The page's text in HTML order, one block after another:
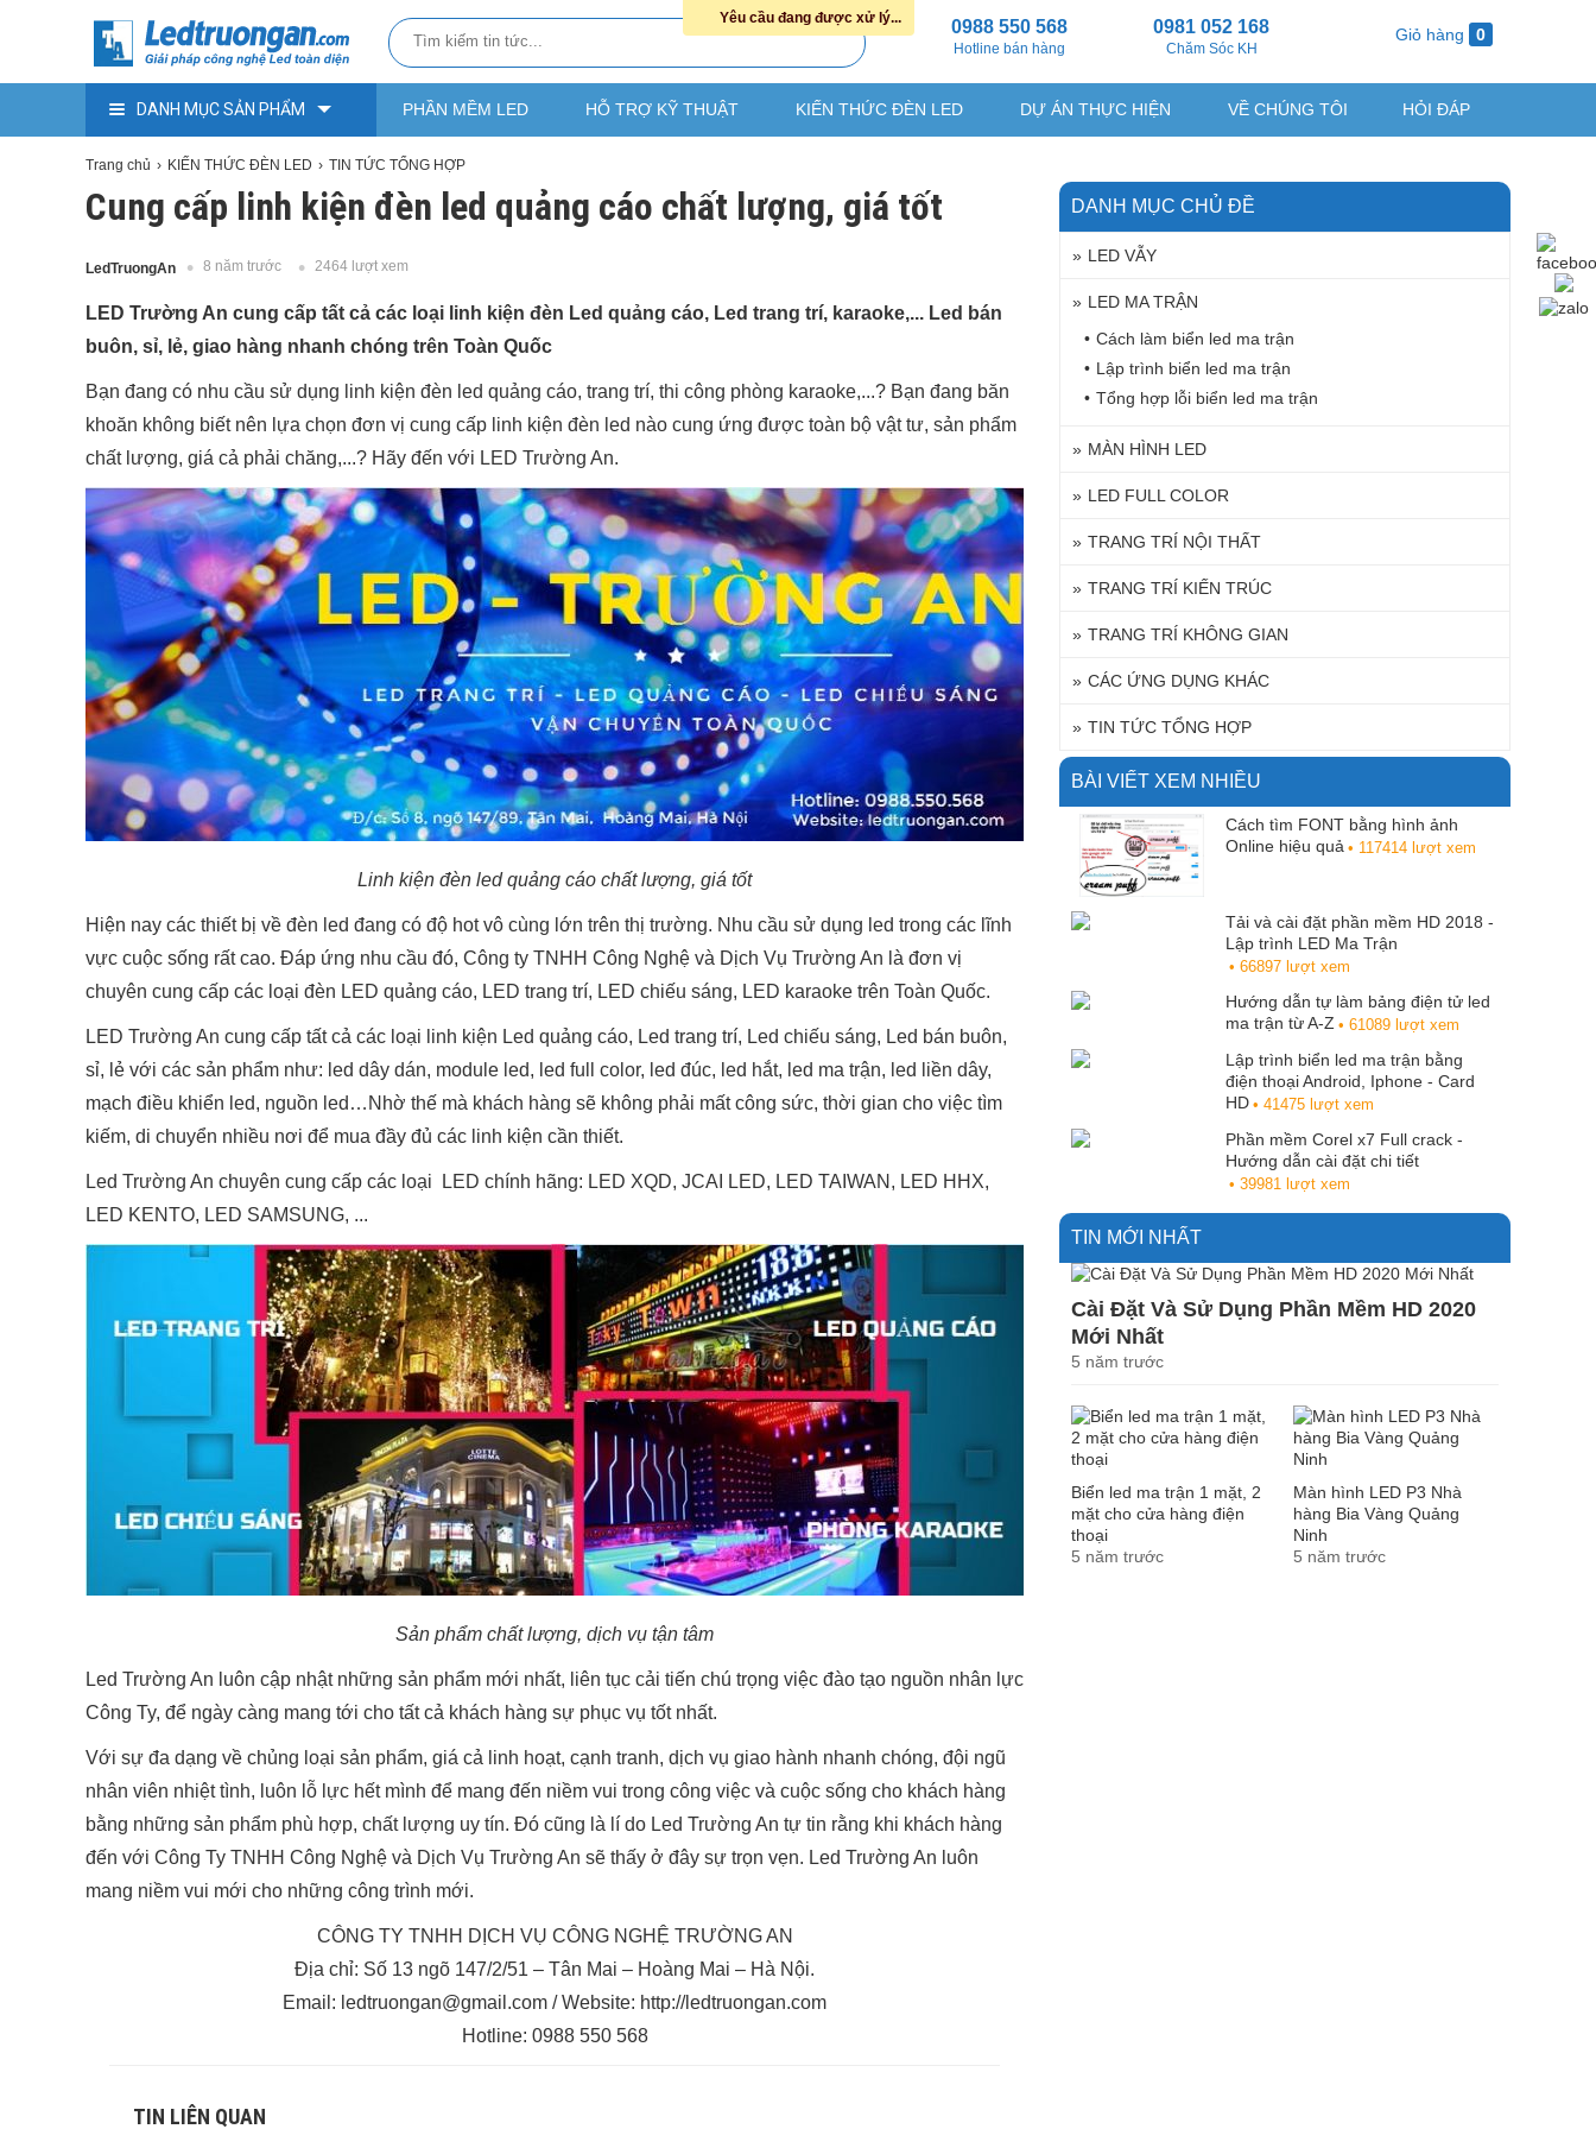
0988 550 568
Hotline bán hàng
0981 052 168
Chăm Sóc KH
Giỏ hàng 0
DANH MỤC SẢN PHẨM PHẦN MỀM LED HỖ TRỢ KỸ THUẬT KIẾN THỨC ĐÈN LED DỰ ÁN THỰC HIỆN VỀ CHÚNG TÔI HỎI ĐÁP
Trang chủ KIẾN THỨC ĐÈN LED TIN TỨC TỔNG HỢP
Cung cấp linh kiện đèn led quảng cáo chất lượng, giá tốt
LedTruongAn 8 năm trước 2464 lượt xem
LED Trường An cung cấp tất cả các loại linh kiện đèn Led quảng cáo, Led trang trí, karaoke,... Led bán
buôn, sỉ, lẻ, giao hàng nhanh chóng trên Toàn Quốc
Bạn đang có nhu cầu sử dụng linh kiện đèn led quảng cáo, trang trí, thi công phòng karaoke,...? Bạn đang băn
khoăn không biết nên lựa chọn đơn vị cung cấp linh kiện đèn led nào cung ứng được toàn bộ vật tư, sản phẩm
chất lượng, giá cả phải chăng,...? Hãy đến với LED Trường An.
Linh kiện đèn led quảng cáo chất lượng, giá tốt
Hiện nay các thiết bị về đèn led đang có độ hot vô cùng lớn trên thị trường. Nhu cầu sử dụng led trong các lĩnh
vực cuộc sống rất cao. Đáp ứng nhu cầu đó, Công ty TNHH Công Nghệ và Dịch Vụ Trường An là đơn vị
chuyên cung cấp các loại đèn LED quảng cáo, LED trang trí, LED chiếu sáng, LED karaoke trên Toàn Quốc.
LED Trường An cung cấp tất cả các loại linh kiện Led quảng cáo, Led trang trí, Led chiếu sáng, Led bán buôn,
sỉ, lẻ với các sản phẩm như: led dây dán, module led, led full color, led đúc, led hắt, led ma trận, led liền dây,
mạch điều khiển led, nguồn led…Nhờ thế mà khách hàng sẽ không phải mất công sức, thời gian cho việc tìm
kiếm, di chuyển nhiều nơi để mua đầy đủ các linh kiện cần thiết.
Led Trường An chuyên cung cấp các loại LED chính hãng: LED XQD, JCAI LED, LED TAIWAN, LED HHX,
LED KENTO, LED SAMSUNG, ...
Sản phẩm chất lượng, dịch vụ tận tâm
Led Trường An luôn cập nhật những sản phẩm mới nhất, liên tục cải tiến chú trọng việc đào tạo nguồn nhân lực
Công Ty, để ngày càng mang tới cho tất cả khách hàng sự phục vụ tốt nhất.
Với sự đa dạng về chủng loại sản phẩm, giá cả linh hoạt, cạnh tranh, dịch vụ giao hành nhanh chóng, đội ngũ
nhân viên nhiệt tình, luôn lỗ lực hết mình để mang đến niềm vui trong công việc và cuộc sống cho khách hàng
bằng những sản phẩm phù hợp, chất lượng uy tín. Đó cũng là lí do Led Trường An tự tin rằng khi khách hàng
đến với Công Ty TNHH Công Nghệ và Dịch Vụ Trường An sẽ thấy ở đây sự trọn vẹn. Led Trường An luôn
mang niềm vui mới cho những công trình mới.
CÔNG TY TNHH DỊCH VỤ CÔNG NGHỆ TRƯỜNG AN
Địa chỉ: Số 13 ngõ 147/2/51 – Tân Mai – Hoàng Mai – Hà Nội.
Email: ledtruongan@gmail.com / Website: http://ledtruongan.com
Hotline: 0988 550 568
TIN LIÊN QUAN
DANH MỤC CHỦ ĐỀ
LED VẪY
LED MA TRẬN
Cách làm biển led ma trận
Lập trình biển led ma trận
Tổng hợp lỗi biển led ma trận
MÀN HÌNH LED
LED FULL COLOR
TRANG TRÍ NỘI THẤT
TRANG TRÍ KIẾN TRÚC
TRANG TRÍ KHÔNG GIAN
CÁC ỨNG DỤNG KHÁC
TIN TỨC TỔNG HỢP
BÀI VIẾT XEM NHIỀU
Cách tìm FONT bằng hình ảnh
Online hiệu quả • 117414 lượt xem
Tải và cài đặt phần mềm HD 2018 -
Lập trình LED Ma Trận
• 66897 lượt xem
Hướng dẫn tự làm bảng điện tử led
ma trận từ A-Z • 61089 lượt xem
Lập trình biển led ma trận bằng
điện thoại Android, Iphone - Card
HD • 41475 lượt xem
Phần mềm Corel x7 Full crack -
Hướng dẫn cài đặt chi tiết
• 39981 lượt xem
TIN MỚI NHẤT
Cài Đặt Và Sử Dụng Phần Mềm HD 2020
Mới Nhất
5 năm trước
Biển led ma trận 1 mặt, 2
mặt cho cửa hàng điện
thoại
5 năm trước
Màn hình LED P3 Nhà
hàng Bia Vàng Quảng
Ninh
5 năm trước
Yêu cầu đang được xử lý...